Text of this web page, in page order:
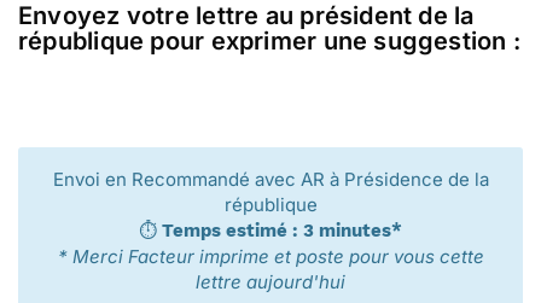
Envoyez votre lettre au président de la
république pour exprimer une suggestion :
Envoi en Recommandé avec AR à Présidence de la
république
⏱️ Temps estimé : 3 minutes*
* Merci Facteur imprime et poste pour vous cette
lettre aujourd'hui